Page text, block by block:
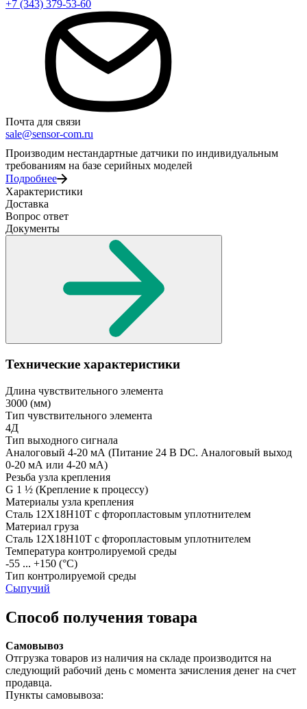
+7 (343) 379-53-60
Почта для связи
sale@sensor-com.ru
Производим нестандартные датчики по индивидуальным
требованиям на базе серийных моделей
Подробнее
Характеристики
Доставка
Вопрос ответ
Документы
Технические характеристики
Длина чувствительного элемента
3000 (мм)
Тип чувствительного элемента
4Д
Тип выходного сигнала
Аналоговый 4-20 мА (Питание 24 В DC. Аналоговый выход
0-20 мА или 4-20 мА)
Резьба узла крепления
G 1 ½ (Крепление к процессу)
Материалы узла крепления
Сталь 12Х18Н10Т с фторопластовым уплотнителем
Материал груза
Сталь 12Х18Н10Т с фторопластовым уплотнителем
Температура контролируемой среды
-55 ... +150 (°С)
Тип контролируемой среды
Сыпучий
Способ получения товара
Самовывоз
Отгрузка товаров из наличия на складе производится на
следующий рабочий день с момента зачисления денег на счет
продавца.
Пункты самовывоза: